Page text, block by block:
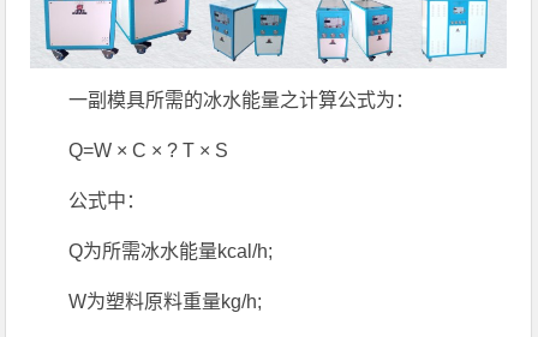
一副模具所需的冰水能量之计算公式为：
Q=W × C × ? T × S
公式中：
Q为所需冰水能量kcal/h;
W为塑料原料重量kg/h;